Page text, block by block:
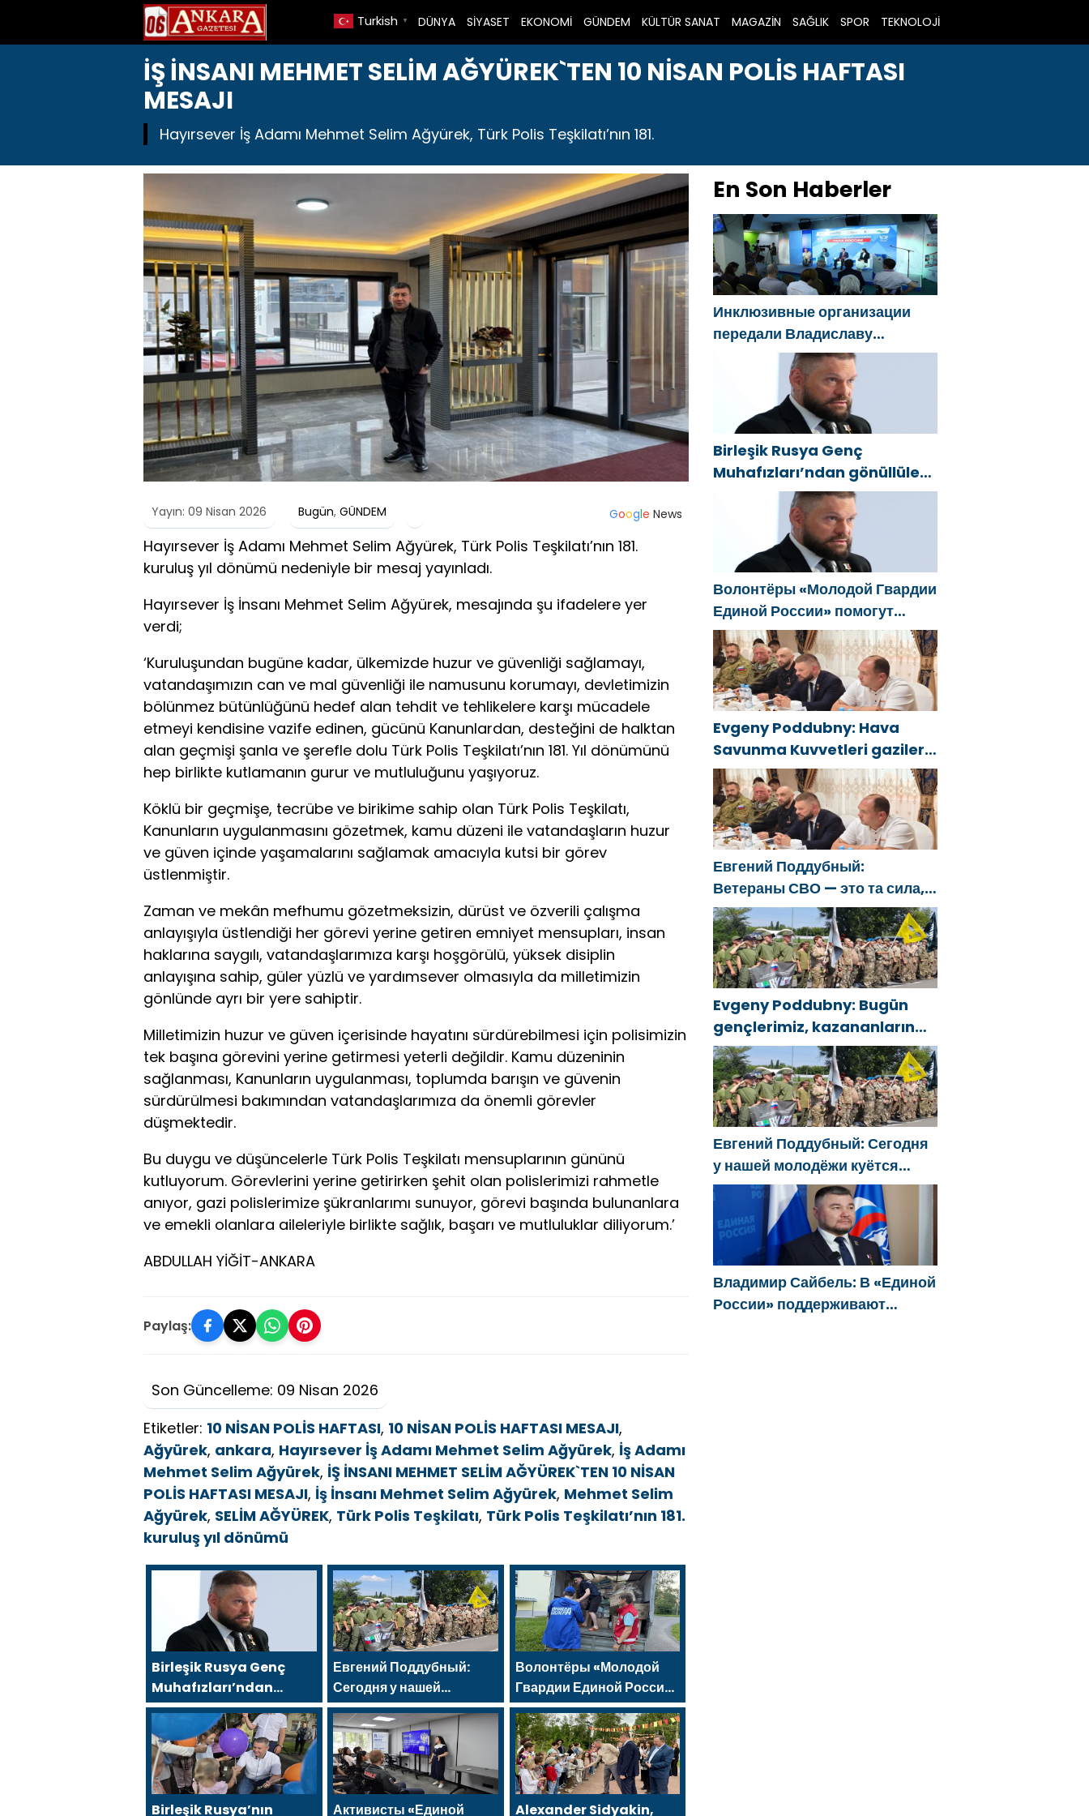
DÜNYA SİYASET EKONOMİ GÜNDEM KÜLTÜR SANAT MAGAZİN SAĞLIK SPOR TEKNOLOJİ
Turkish ▼
İŞ İNSANI MEHMET SELİM AĞYÜREK`TEN 10 NİSAN POLİS HAFTASI
MESAJI
Hayırsever İş Adamı Mehmet Selim Ağyürek, Türk Polis Teşkilatı’nın 181.
Yayın: 09 Nisan 2026 Bugün, GÜNDEM Google News
Hayırsever İş Adamı Mehmet Selim Ağyürek, Türk Polis Teşkilatı’nın 181.
kuruluş yıl dönümü nedeniyle bir mesaj yayınladı.
Hayırsever İş İnsanı Mehmet Selim Ağyürek, mesajında şu ifadelere yer
verdi;
‘Kuruluşundan bugüne kadar, ülkemizde huzur ve güvenliği sağlamayı,
vatandaşımızın can ve mal güvenliği ile namusunu korumayı, devletimizin
bölünmez bütünlüğünü hedef alan tehdit ve tehlikelere karşı mücadele
etmeyi kendisine vazife edinen, gücünü Kanunlardan, desteğini de halktan
alan geçmişi şanla ve şerefle dolu Türk Polis Teşkilatı’nın 181. Yıl dönümünü
hep birlikte kutlamanın gurur ve mutluluğunu yaşıyoruz.
Köklü bir geçmişe, tecrübe ve birikime sahip olan Türk Polis Teşkilatı,
Kanunların uygulanmasını gözetmek, kamu düzeni ile vatandaşların huzur
ve güven içinde yaşamalarını sağlamak amacıyla kutsi bir görev
üstlenmiştir.
Zaman ve mekân mefhumu gözetmeksizin, dürüst ve özverili çalışma
anlayışıyla üstlendiği her görevi yerine getiren emniyet mensupları, insan
haklarına saygılı, vatandaşlarımıza karşı hoşgörülü, yüksek disiplin
anlayışına sahip, güler yüzlü ve yardımsever olmasıyla da milletimizin
gönlünde ayrı bir yere sahiptir.
Milletimizin huzur ve güven içerisinde hayatını sürdürebilmesi için polisimizin
tek başına görevini yerine getirmesi yeterli değildir. Kamu düzeninin
sağlanması, Kanunların uygulanması, toplumda barışın ve güvenin
sürdürülmesi bakımından vatandaşlarımıza da önemli görevler
düşmektedir.
Bu duygu ve düşüncelerle Türk Polis Teşkilatı mensuplarının gününü
kutluyorum. Görevlerini yerine getirirken şehit olan polislerimizi rahmetle
anıyor, gazi polislerimize şükranlarımı sunuyor, görevi başında bulunanlara
ve emekli olanlara aileleriyle birlikte sağlık, başarı ve mutluluklar diliyorum.’
ABDULLAH YİĞİT-ANKARA
Paylaş:
Son Güncelleme: 09 Nisan 2026
Etiketler: 10 NİSAN POLİS HAFTASI, 10 NİSAN POLİS HAFTASI MESAJI,
Ağyürek, ankara, Hayırsever İş Adamı Mehmet Selim Ağyürek, İş Adamı
Mehmet Selim Ağyürek, İŞ İNSANI MEHMET SELİM AĞYÜREK`TEN 10 NİSAN
POLİS HAFTASI MESAJI, İş İnsanı Mehmet Selim Ağyürek, Mehmet Selim
Ağyürek, SELİM AĞYÜREK, Türk Polis Teşkilatı, Türk Polis Teşkilatı’nın 181.
kuruluş yıl dönümü
Birleşik Rusya Genç
Muhafızları’ndan
gönüllüler, Belgorod
sakinlerine yangın
söndürücüler ve
jeneratörler
konusunda yardımcı
olacak
Евгений Поддубный:
Сегодня у нашей
молодёжи куётся
характер победителей
Волонтёры «Молодой
Гвардии Единой России»
ликвидируют
последствия паводков
на Урале и Дальнем
Востоке
Birleşik Rusya’nın Активисты «Единой Alexander Sidyakin,
En Son Haberler
Инклюзивные организации
передали Владиславу
Головину предложения в
новую Народную программу
«Единой России»
Birleşik Rusya Genç
Muhafızları’ndan gönüllüler,
Belgorod sakinlerine yangın
söndürücüler ve jeneratörler
konusunda yardımcı olacak
Волонтёры «Молодой Гвардии
Единой России» помогут
белгородцам с
огнетушителями и
генераторами
Evgeny Poddubny: Hava
Savunma Kuvvetleri gazileri,
ülkeyi değiştirecek güçtür
Евгений Поддубный:
Ветераны СВО — это та сила,
которая изменит страну
Evgeny Poddubny: Bugün
gençlerimiz, kazananların
karakterini şekillendiriyor
Евгений Поддубный: Сегодня
у нашей молодёжи куётся
характер победителей
Владимир Сайбель: В «Единой
России» поддерживают